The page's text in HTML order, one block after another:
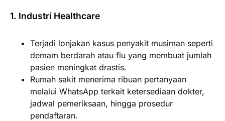
1. Industri Healthcare
Terjadi lonjakan kasus penyakit musiman seperti
demam berdarah atau flu yang membuat jumlah
pasien meningkat drastis.
Rumah sakit menerima ribuan pertanyaan
melalui WhatsApp terkait ketersediaan dokter,
jadwal pemeriksaan, hingga prosedur
pendaftaran.